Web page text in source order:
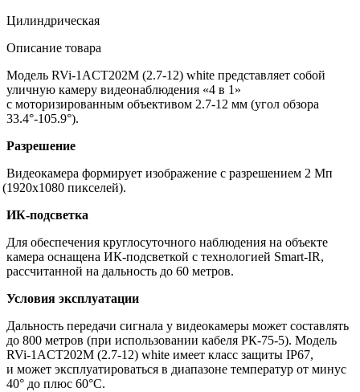
Цилиндрическая
Описание товара
Модель RVi-1ACT202M (2.7-12) white представляет собой
уличную камеру видеонаблюдения «4 в 1»
с моторизированным объективом 2.7-12 мм (угол обзора
33.4°-105.9°).
Разрешение
Видеокамера формирует изображение с разрешением 2 Мп
(1920х1080 пикселей).
ИК-подсветка
Для обеспечения круглосуточного наблюдения на объекте
камера оснащена ИК-подсветкой с технологией Smart-IR,
рассчитанной на дальность до 60 метров.
Условия эксплуатации
Дальность передачи сигнала у видеокамеры может составлять
до 800 метров (при использовании кабеля РК-75-5). Модель
RVi-1ACT202M (2.7-12) white имеет класс защиты IP67,
и может эксплуатироваться в диапазоне температур от минус
40° до плюс 60°С.